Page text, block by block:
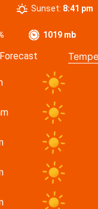
1019 mb
Sunset: 8:41 pm